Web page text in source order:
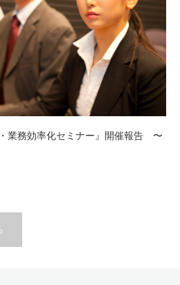
・業務効率化セミナー』開催報告 〜